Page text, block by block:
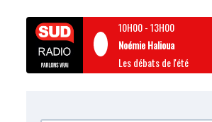
10H00-13H00
Noémie Halioua
Les débats de l'été